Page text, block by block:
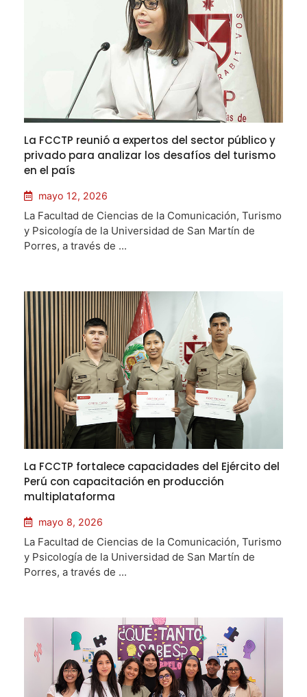
La FCCTP reunió a expertos del sector público y
privado para analizar los desafíos del turismo
en el país
mayo 12, 2026
La Facultad de Ciencias de la Comunicación, Turismo
y Psicología de la Universidad de San Martín de
Porres, a través de ...
La FCCTP fortalece capacidades del Ejército del
Perú con capacitación en producción
multiplataforma
mayo 8, 2026
La Facultad de Ciencias de la Comunicación, Turismo
y Psicología de la Universidad de San Martín de
Porres, a través de ...